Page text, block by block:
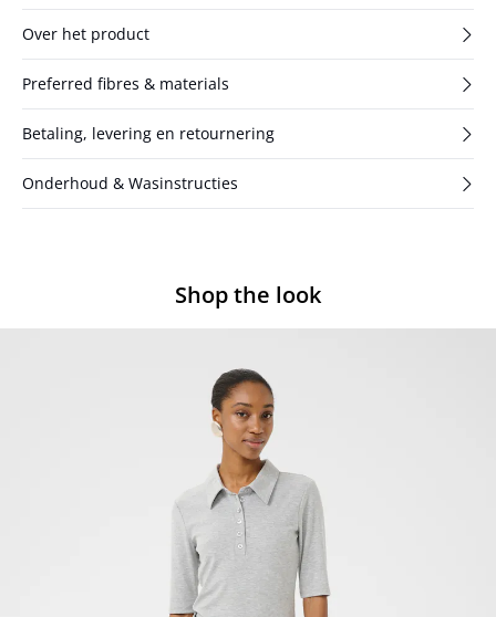
Over het product
Preferred fibres & materials
Betaling, levering en retournering
Onderhoud & Wasinstructies
Shop the look